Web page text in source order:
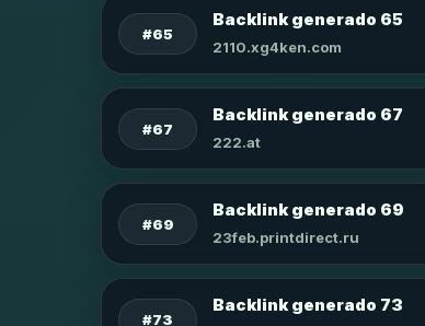
#65
Backlink generado 65
2110.xg4ken.com
#67
Backlink generado 67
222.at
#69
Backlink generado 69
23feb.printdirect.ru
#73
Backlink generado 73